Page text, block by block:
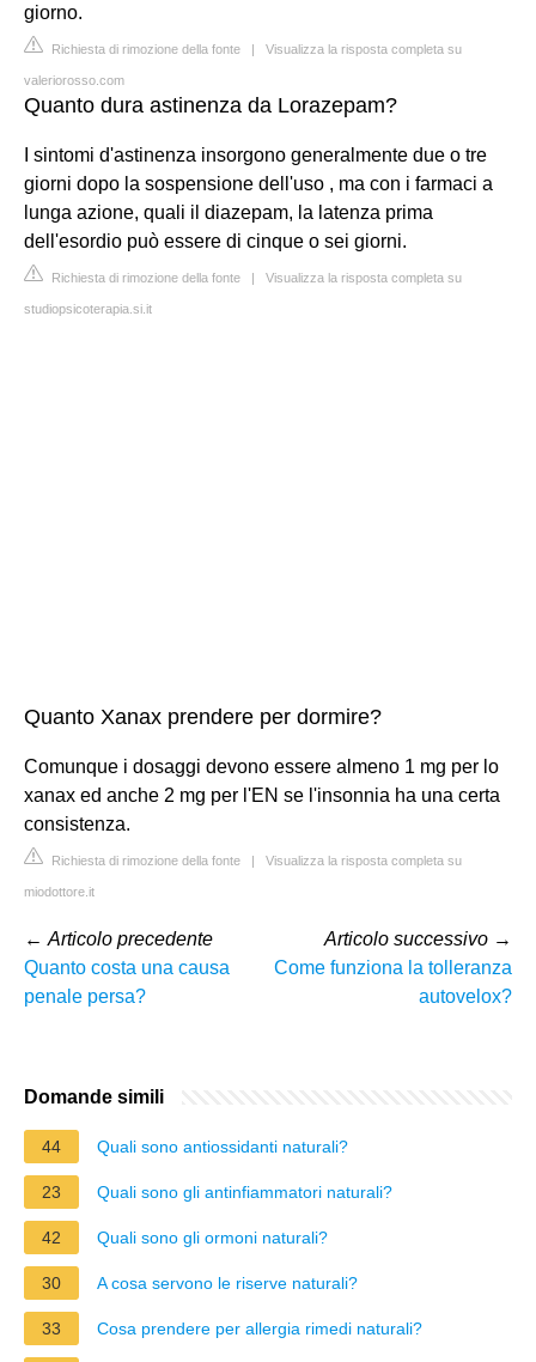
giorno.
Richiesta di rimozione della fonte | Visualizza la risposta completa su
valeriorosso.com
Quanto dura astinenza da Lorazepam?
I sintomi d'astinenza insorgono generalmente due o tre
giorni dopo la sospensione dell'uso , ma con i farmaci a
lunga azione, quali il diazepam, la latenza prima
dell'esordio può essere di cinque o sei giorni.
Richiesta di rimozione della fonte | Visualizza la risposta completa su
studiopsicoterapia.si.it
Quanto Xanax prendere per dormire?
Comunque i dosaggi devono essere almeno 1 mg per lo
xanax ed anche 2 mg per l'EN se l'insonnia ha una certa
consistenza.
Richiesta di rimozione della fonte | Visualizza la risposta completa su
miodottore.it
← Articolo precedente
Quanto costa una causa
penale persa?
Articolo successivo →
Come funziona la tolleranza
autovelox?
Domande simili
44 Quali sono antiossidanti naturali?
23 Quali sono gli antinfiammatori naturali?
42 Quali sono gli ormoni naturali?
30 A cosa servono le riserve naturali?
33 Cosa prendere per allergia rimedi naturali?